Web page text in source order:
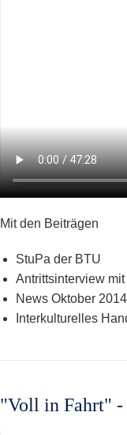
Mit den Beiträgen
StuPa der BTU
Antrittsinterview
News Oktober 2014
Interkulturelles
"Voll in Fahrt" -